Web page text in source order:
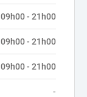
09h00 - 21h00
09h00 - 21h00
09h00 - 21h00
-